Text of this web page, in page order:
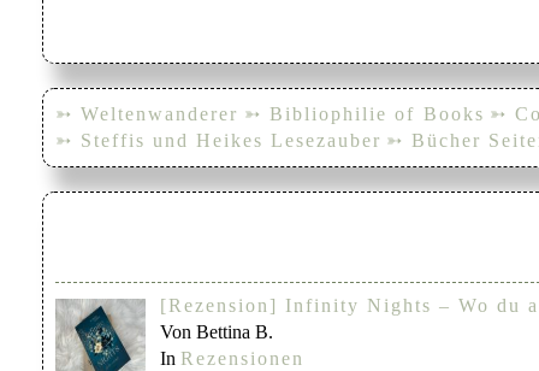
➳ Weltenwanderer ➳ Bibliophilie of Books ➳
➳ Steffis und Heikes Lesezauber ➳ Bücher
[Rezension] Infinity Nights – Wo du
Von Bettina B.
In Rezensionen